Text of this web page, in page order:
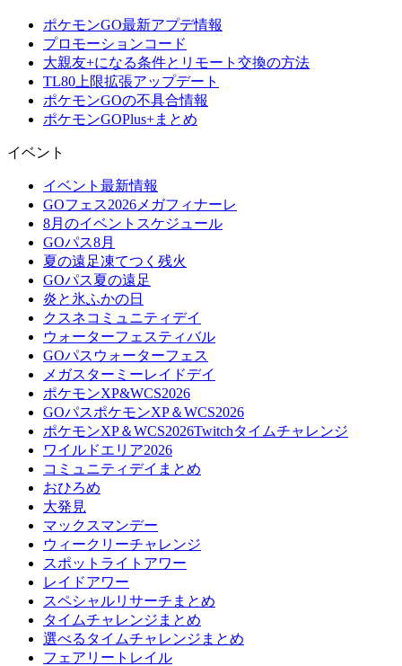
ポケモンGO最新アプデ情報
プロモーションコード
大親友+になる条件とリモート交換の方法
TL80上限拡張アップデート
ポケモンGOの不具合情報
ポケモンGOPlus+まとめ
イベント
イベント最新情報
GOフェス2026メガフィナーレ
8月のイベントスケジュール
GOパス8月
夏の遠足凍てつく残火
GOパス夏の遠足
炎と氷ふかの日
クスネコミュニティデイ
ウォーターフェスティバル
GOパスウォーターフェス
メガスターミーレイドデイ
ポケモンXP&WCS2026
GOパスポケモンXP＆WCS2026
ポケモンXP＆WCS2026Twitchタイムチャレンジ
ワイルドエリア2026
コミュニティデイまとめ
おひろめ
大発見
マックスマンデー
ウィークリーチャレンジ
スポットライトアワー
レイドアワー
スペシャルリサーチまとめ
タイムチャレンジまとめ
選べるタイムチャレンジまとめ
フェアリートレイル